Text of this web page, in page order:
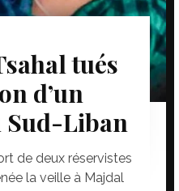
tués
d’un
Sud-Liban
de deux réservistes
la veille à Majdal